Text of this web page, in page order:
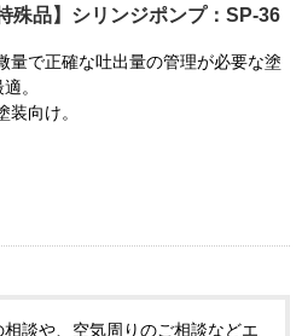
特殊品】シリンジポンプ：SP-36
量で正確な吐出量の管理が必要な塗
。
装向け。
談や、空気周りのご相談などエ